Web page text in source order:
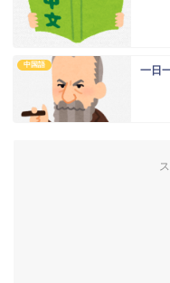
中国語 一日